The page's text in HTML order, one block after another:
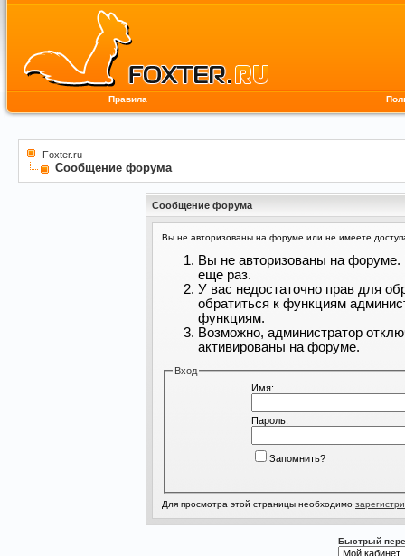
Правила
Foxter.ru
Сообщение форума
Сообщение форума
Вы не авторизованы на форуме или не имеете
Вы не авторизованы на форуме.
еще раз.
У вас недостаточно прав для
обратиться к функциям
функциям.
Возможно, администратор
активированы на форуме.
Вход
Имя:
Пароль:
Запомнить?
Для просмотра этой страницы необходимо
Быстрый